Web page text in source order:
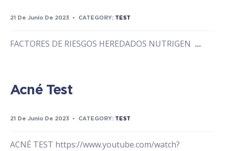
21 De Junio De 2023 • CATEGORY: TEST
FACTORES DE RIESGOS HEREDADOS NUTRIGEN ...
Acné Test
21 De Junio De 2023 • CATEGORY: TEST
ACNÉ TEST https://www.youtube.com/watch?